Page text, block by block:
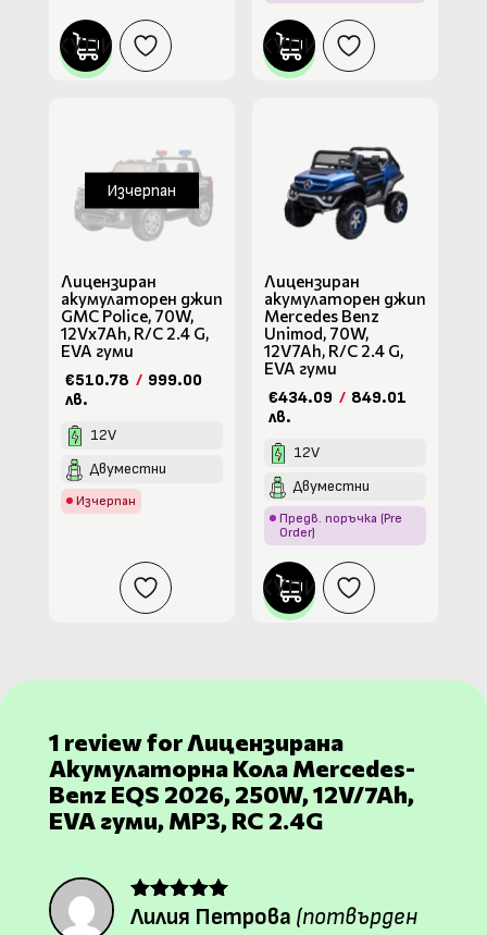
КУПИ КУПИ
Изчерпан
Лицензиран
акумулаторен джип
GMC Police, 70W,
12Vx7Ah, R/C 2.4 G,
EVA гуми
€510.78 / 999.00
лв.
12V
Двуместни
Изчерпан
Лицензиран
акумулаторен джип
Mercedes Benz
Unimod, 70W,
12V7Ah, R/C 2.4 G,
EVA гуми
€434.09 / 849.01
лв.
12V
Двуместни
Предв. поръчка (Pre
Order)
КУПИ
1 review forЛицензирана
Акумулаторна Кола Mercedes-
Benz EQS 2026, 250W, 12V/7Ah,
EVA гуми, MP3, RC 2.4G
Оценено на
Лилия Петрова (потвърден